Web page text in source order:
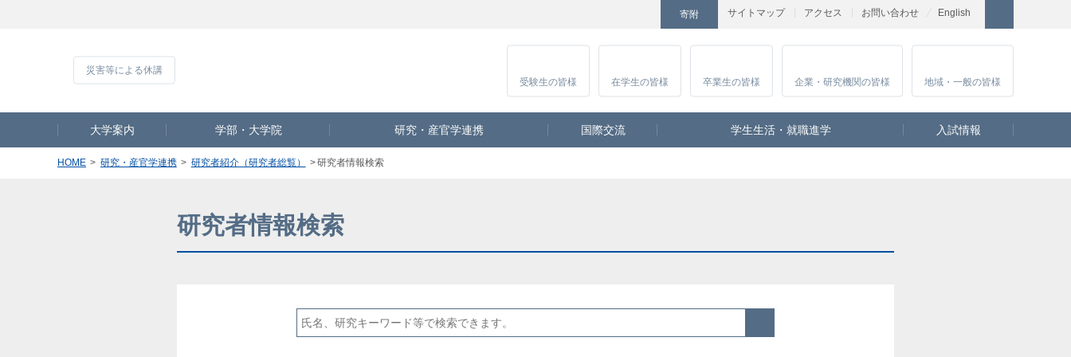
サイトマップ アクセス お問い合わせ
寄附 English
Instagram
受験生の皆様 在学生の皆様 卒業生の皆様 企業・研究機関の皆様 地域・一般の皆様
大学案内 学部・大学院 研究・産官学連携 国際交流 学生生活・就職進学 入試情報
HOME 研究・産官学連携 研究者紹介（研究者総覧） 研究者情報検索
研究者情報検索